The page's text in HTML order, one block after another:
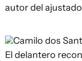
autor del
Camilo dos
El delantero